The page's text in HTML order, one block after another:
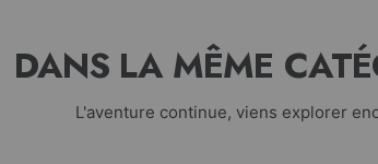
DANS LA MÊME
L'aventure continue, viens explorer